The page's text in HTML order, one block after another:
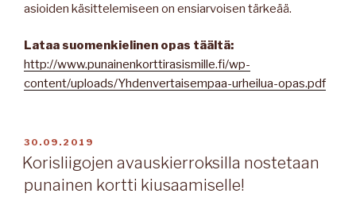
asioiden käsittelemiseen on ensiarvoisen tärkeää.
Lataa suomenkielinen opas täältä:
http://www.punainenkorttirasismille.fi/wp-
content/uploads/Yhdenvertaisempaa-urheilua-opas.pdf
JULKAISTU
30.09.2019
Korisliigojen avauskierroksilla nostetaan
punainen kortti kiusaamiselle!